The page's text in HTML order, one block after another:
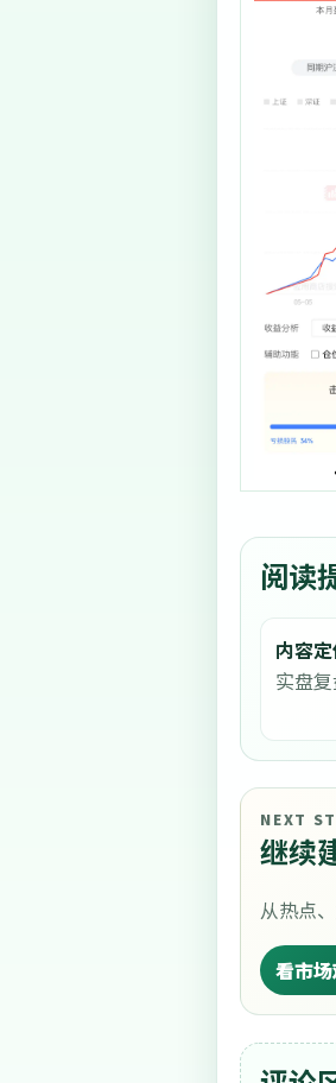
阅读
内容
实盘
NEXT
继续
从热点
看市